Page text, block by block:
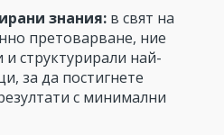
знания: в свят на
претоварване, ние
структурирали най-
за да постигнете
с минимални